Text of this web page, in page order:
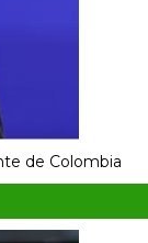
de Colombia